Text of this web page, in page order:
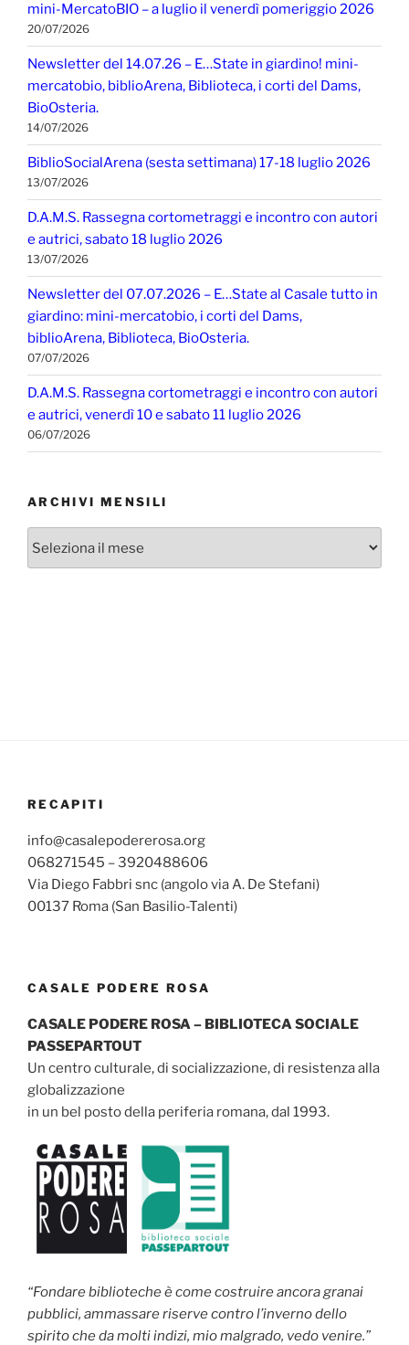
mini-MercatoBIO – a luglio il venerdì pomeriggio 2026
20/07/2026
Newsletter del 14.07.26 – E…State in giardino! mini-
mercatobio, biblioArena, Biblioteca, i corti del Dams,
BioOsteria.
14/07/2026
BiblioSocialArena (sesta settimana) 17-18 luglio 2026
13/07/2026
D.A.M.S. Rassegna cortometraggi e incontro con autori
e autrici, sabato 18 luglio 2026
13/07/2026
Newsletter del 07.07.2026 – E…State al Casale tutto in
giardino: mini-mercatobio, i corti del Dams,
biblioArena, Biblioteca, BioOsteria.
07/07/2026
D.A.M.S. Rassegna cortometraggi e incontro con autori
e autrici, venerdì 10 e sabato 11 luglio 2026
06/07/2026
ARCHIVI MENSILI
RECAPITI
info@casalepodererosa.org
068271545 – 3920488606
Via Diego Fabbri snc (angolo via A. De Stefani)
00137 Roma (San Basilio-Talenti)
CASALE PODERE ROSA
CASALE PODERE ROSA – BIBLIOTECA SOCIALE
PASSEPARTOUT
Un centro culturale, di socializzazione, di resistenza alla
globalizzazione
in un bel posto della periferia romana, dal 1993.
“Fondare biblioteche è come costruire ancora granai
pubblici, ammassare riserve contro l’inverno dello
spirito che da molti indizi, mio malgrado, vedo venire.”